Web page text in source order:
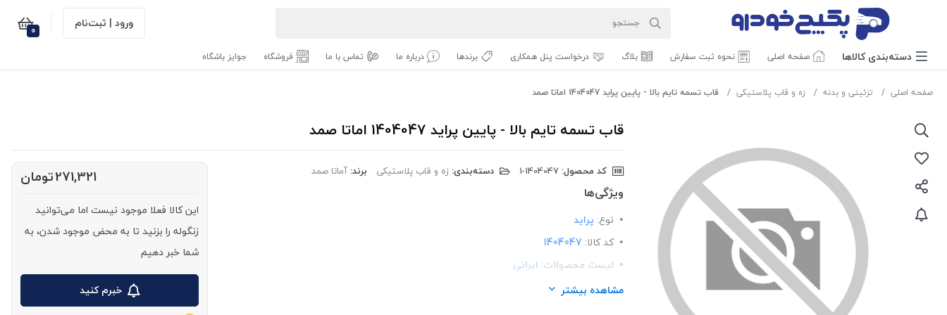
ورود | ثبت‌نام 0
دسته‌بندی‌ کالاها صفحه اصلی نحوه ثبت سفارش بلاگ درخواست پنل همکاری برندها درباره ما تماس با ما فروشگاه جوایز باشگاه
صفحه اصلی تزئینی و بدنه زه و قاب پلاستیکی قاب تسمه تایم بالا - پایین پراید 1404047 اماتا صمد
قاب تسمه تایم بالا - پایین پراید 1404047 اماتا صمد
کد محصول: دسته‌بندی: زه و قاب پلاستیکی برند: آماتا صمد
ویژگی‌ها
نوع: پراید
کد کالا: 1404047
لیست محصولات: ایرانی
برند:اماتا صمد
مشاهده بیشتر
271,321تومان
این کالا فعلا موجود نیست اما می‌توانید
زنگوله را بزنید تا به محض موجود شدن، به
شما خبر دهیم
خبرم کنید